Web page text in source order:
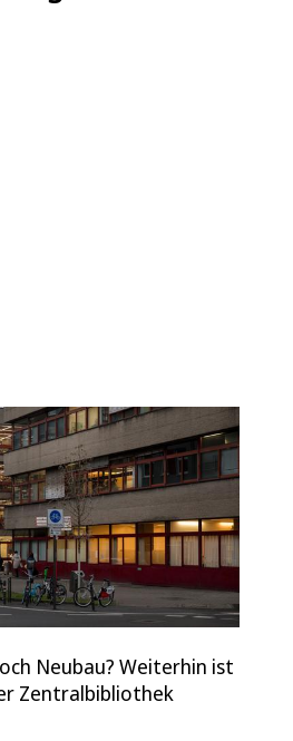
Neubau? Weiterhin ist
Zentralbibliothek